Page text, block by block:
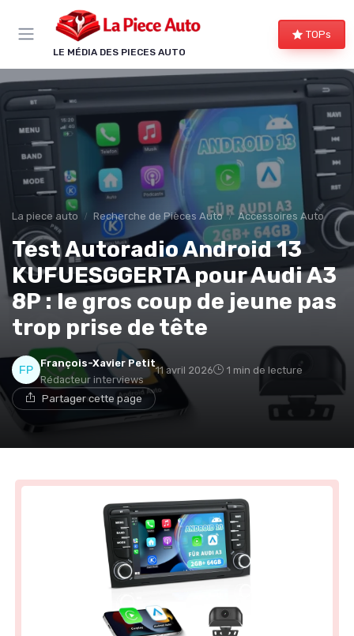
LE MÉDIA DES PIECES AUTO
TOPs
La piece auto Recherche de Pièces Auto Accessoires Auto
Test Autoradio Android 13
KUFUESGGERTA pour Audi A3
8P : le gros coup de jeune pas
trop prise de tête
François-Xavier Petit
Rédacteur interviews
11 avril 2026 1 min de lecture
Partager cette page
Panneau de gestion des cookies